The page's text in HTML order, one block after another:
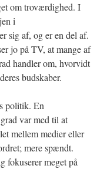
om troværdighed. I
i
sig af, og er en del af.
jo på TV, at mange af
handler om, hvorvidt
budskaber.
politik. En
var med til at
mellem medier eller
mere spændt.
fokuserer meget på